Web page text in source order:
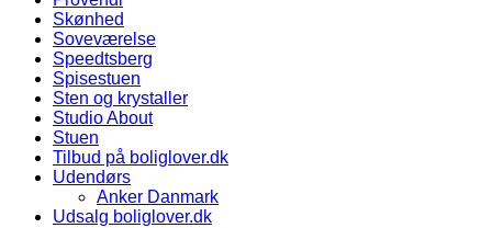
Skønhed
Soveværelse
Speedtsberg
Spisestuen
Sten og krystaller
Studio About
Stuen
Tilbud på boliglover.dk
Udendørs
Anker Danmark
Udsalg boliglover.dk